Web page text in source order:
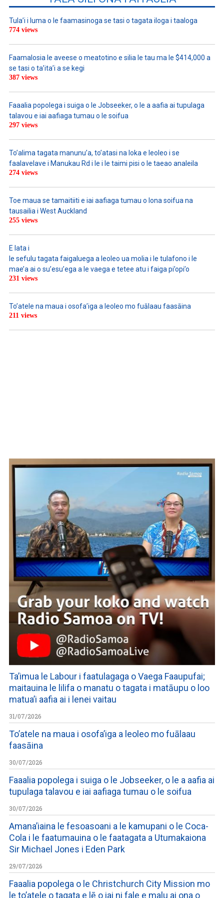
Tula’i i luma o le faamasinoga se tasi o tagata iloga i taaloga
774 views
Faamalosia le aveese o meatotino e silia le tau ma le $414,000 a
se tasi o ta’ita’i a se kegi
387 views
Faaalia popolega i suiga o le Jobseeker, o le a aafia ai tupulaga
talavou e iai aafiaga tumau o le soifua
297 views
To’alima tagata manunu’a, to’atasi na loka e leoleo i se
faalavelave i Manukau Rd i le i le taimi pisi o le taeao analeila
274 views
Toe maua se tamaitiiti e iai aafiaga tumau o lona soifua na
tausailia i West Auckland
255 views
E lata i
le sefulu tagata faigaluega a leoleo ua molia i le tulafono i le
mae’a ai o su’esu’ega a le vaega e tetee atu i faiga pi’opi’o
231 views
To’atele na maua i osofa’iga a leoleo mo fuālaau faasāina
211 views
Ta’imua le Labour i faatulagaga o Vaega Faaupufai;
maitauina le lilifa o manatu o tagata i matāupu o loo
matua’i aafia ai i lenei vaitau
31/07/2026
To’atele na maua i osofa’iga a leoleo mo fuālaau
faasāina
30/07/2026
Faaalia popolega i suiga o le Jobseeker, o le a aafia ai
tupulaga talavou e iai aafiaga tumau o le soifua
30/07/2026
Amana’iaina le fesoasoani a le kamupani o le Coca-
Cola i le faatumauina o le faatagata a Utumakaiona
Sir Michael Jones i Eden Park
29/07/2026
Faaalia popolega o le Christchurch City Mission mo
le to’atele o tagata e lē o iai ni fale e malu ai ona o